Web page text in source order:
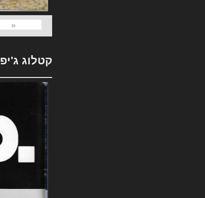
«
קטלוג ג'יפ 1971